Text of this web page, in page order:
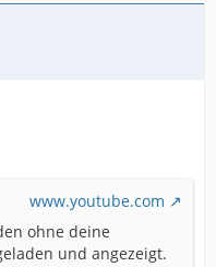
www.youtube.com
ohne deine
und angezeigt.